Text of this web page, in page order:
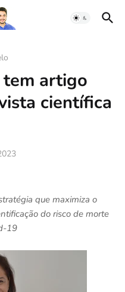
tem artigo
científica
que maximiza o
do risco de morte
19